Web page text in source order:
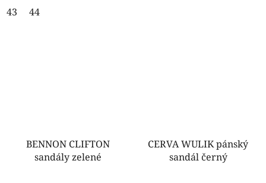
43 44
BENNON CLIFTON
sandály zelené
CERVA WULIK pánský
sandál černý